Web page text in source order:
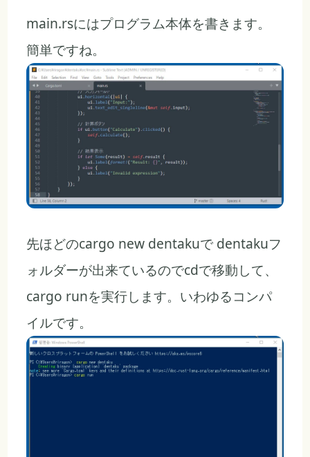
main.rsにはプログラム本体を書きます。
簡単ですね。
先ほどのcargo new dentakuで dentakuフ
ォルダーが出来ているのでcdで移動して、
cargo runを実行します。いわゆるコンパ
イルです。